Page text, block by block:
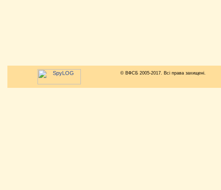
© ВФСБ 2005-2017. Всі права захищені.